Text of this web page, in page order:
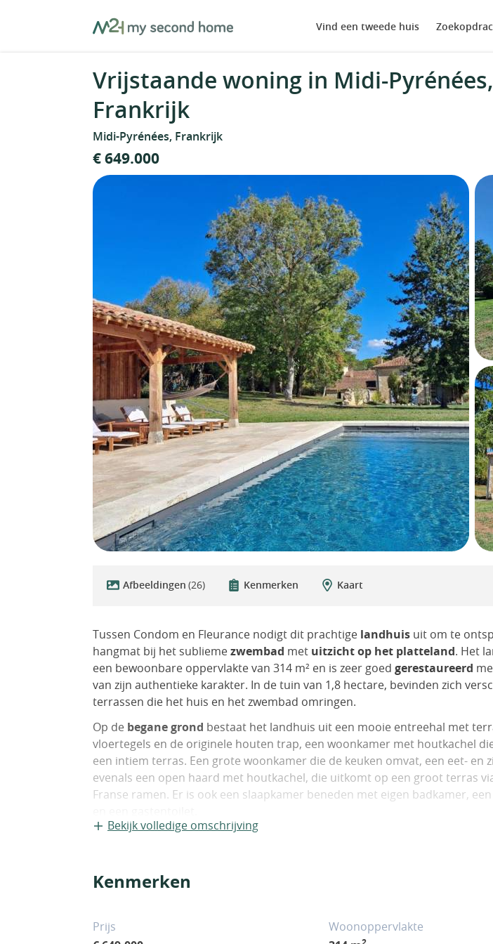
MySecondHome Vind een tweede huis
Vrijstaande woning in Midi-Pyrénées,
Frankrijk
Midi-Pyrénées, Frankrijk
€ 649.000
Afbeeldingen (26) Kenmerken Kaart
Tussen Condom en Fleurance nodigt dit prachtige landhuis uit om te
hangmat bij het subliemezwembad met uitzicht op het platteland. Het
een bewoonbare oppervlakte van 314 m² en is zeer goed gerestaureerd
van zijn authentieke karakter. In de tuin van 1,8 hectare, bevinden zich
terrassen die het huis en het zwembad omringen.
Op de begane grond bestaat het landhuis uit een mooie entreehal met
vloertegels en de originele houten trap, een woonkamer met houtkachel
een intiem terras. Een grote woonkamer die de keuken omvat, een eet- en
evenals een open haard met houtkachel, die uitkomt op een groot terras
Franse ramen. Er is ook een slaapkamer beneden met eigen badkamer,
bovenverdieping
bevindt zich de hoofdslaapkamer met eigen
Er is eengroot bijgebouw dat wordt gebruikt voor opslag, evenals een
Bekijk volledige omschrijving
Kenmerken
Prijs
Woonoppervlakte